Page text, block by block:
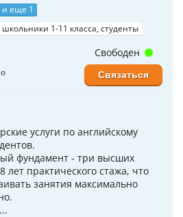
и еще 1
школьники 1-11 класса, студенты
услуги по английскому
фундамент - три высших
лет практического стажа, что
занятия максимально
Свободен
Связаться